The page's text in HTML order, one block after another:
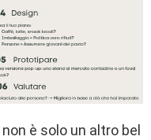
non è solo un altro bel